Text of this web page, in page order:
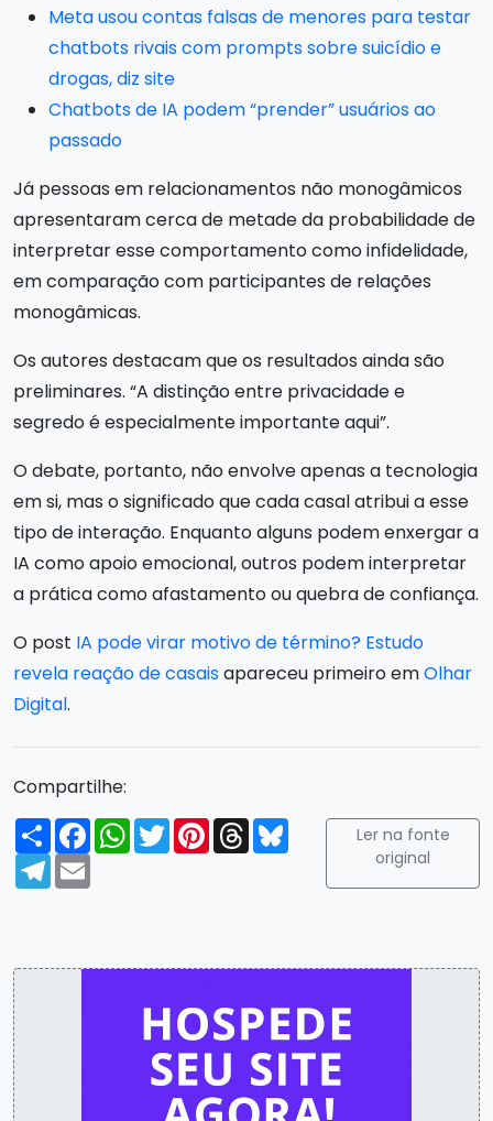
Meta usou contas falsas de menores para testar
chatbots rivais com prompts sobre suicídio e
drogas, diz site
Chatbots de IA podem “prender” usuários ao
passado
Já pessoas em relacionamentos não monogâmicos
apresentaram cerca de metade da probabilidade de
interpretar esse comportamento como infidelidade,
em comparação com participantes de relações
monogâmicas.
Os autores destacam que os resultados ainda são
preliminares. “A distinção entre privacidade e
segredo é especialmente importante aqui”.
O debate, portanto, não envolve apenas a tecnologia
em si, mas o significado que cada casal atribui a esse
tipo de interação. Enquanto alguns podem enxergar a
IA como apoio emocional, outros podem interpretar
a prática como afastamento ou quebra de confiança.
O post IA pode virar motivo de término? Estudo
revela reação de casaisapareceu primeiro emOlhar
Digital.
Compartilhe:
Compartilhar
FacebookWhatsApp
TwitterPinterest
ThreadsBluesky
Telegram
Email
Ler na fonte
original